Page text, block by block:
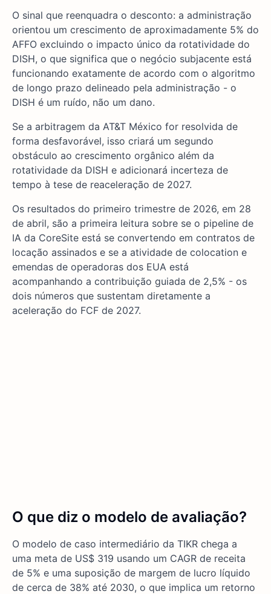
O sinal que reenquadra o desconto: a administração
orientou um crescimento de aproximadamente 5% do
AFFO excluindo o impacto único da rotatividade do
DISH, o que significa que o negócio subjacente está
funcionando exatamente de acordo com o algoritmo
de longo prazo delineado pela administração - o
DISH é um ruído, não um dano.
Se a arbitragem da AT&T México for resolvida de
forma desfavorável, isso criará um segundo
obstáculo ao crescimento orgânico além da
rotatividade da DISH e adicionará incerteza de
tempo à tese de reaceleração de 2027.
Os resultados do primeiro trimestre de 2026, em 28
de abril, são a primeira leitura sobre se o pipeline de
IA da CoreSite está se convertendo em contratos de
locação assinados e se a atividade de colocation e
emendas de operadoras dos EUA está
acompanhando a contribuição guiada de 2,5% - os
dois números que sustentam diretamente a
aceleração do FCF de 2027.
O que diz o modelo de avaliação?
O modelo de caso intermediário da TIKR chega a
uma meta de US$ 319 usando um CAGR de receita
de 5% e uma suposição de margem de lucro líquido
de cerca de 38% até 2030, o que implica um retorno